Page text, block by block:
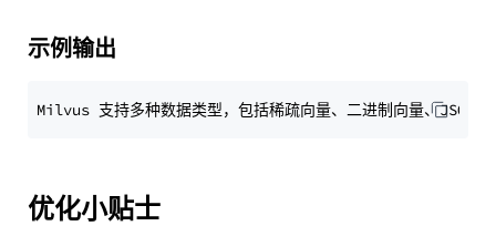
示例输出
优化小贴士